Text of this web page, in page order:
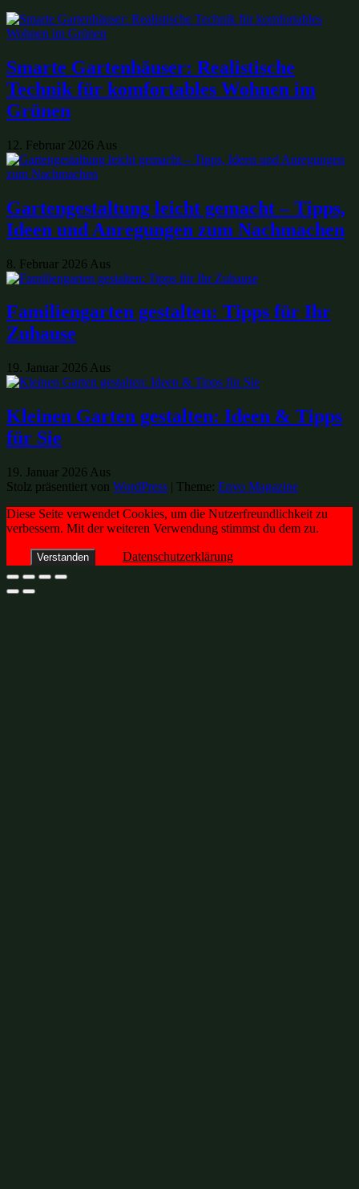
Smarte Gartenhäuser: Realistische
Technik für komfortables Wohnen im
Grünen
12. Februar 2026 Aus
Gartengestaltung leicht gemacht – Tipps,
Ideen und Anregungen zum Nachmachen
8. Februar 2026 Aus
Familiengarten gestalten: Tipps für Ihr
Zuhause
19. Januar 2026 Aus
Kleinen Garten gestalten: Ideen & Tipps
für Sie
19. Januar 2026 Aus
Stolz präsentiert von WordPress | Theme: Envo Magazine
Diese Seite verwendet Cookies, um die Nutzerfreundlichkeit zu
verbessern. Mit der weiteren Verwendung stimmst du dem zu.
Verstanden Datenschutzerklärung